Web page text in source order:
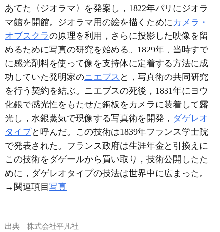
あてた〈ジオラマ〉を発案し，1822年パリにジオラ
マ館を開館。ジオラマ用の絵を描くためにカメラ・
オブスクラの原理を利用，さらに投影した映像を留
めるために写真の研究を始める。1829年，当時すで
に感光剤料を使って像を支持体に定着する方法に成
功していた発明家のニエプス と，写真術の共同研究
を行う契約を結ぶ。ニエプスの死後，1831年にヨウ
化銀で感光性をもたせた銅板をカメラに装着して露
光し，水銀蒸気で現像する写真術を開発， ダゲレオ
タイプと呼んだ。この技術は1839年フランス学士院
で発表された。フランス政府は生涯年金と引換えに
この技術をダゲールから買い取り，技術公開したた
めに，ダゲレオタイプの技法は世界中に広まった。
→関連項目 写真
出典 株式会社平凡社